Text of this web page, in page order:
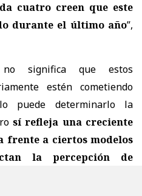
cuatro creen que este
durante el último año”,
significa que estos
estén cometiendo
puede determinarlo la
sí refleja una creciente
frente a ciertos modelos
la percepción de